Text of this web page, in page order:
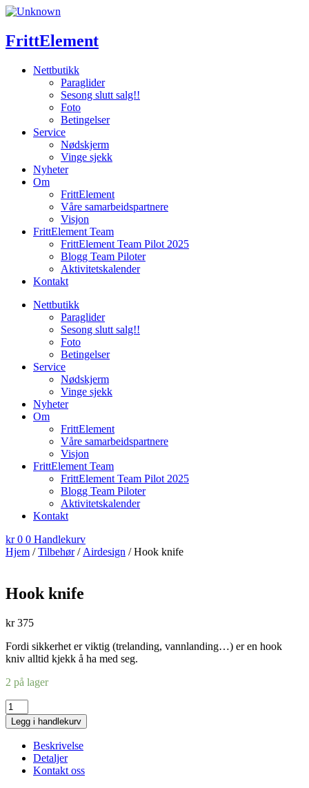
Skip
content
FrittElement
Nettbutikk
Paraglider
Sesong slutt salg!!
Foto
Betingelser
Service
Nødskjerm
Vinge sjekk
Nyheter
Om
FrittElement
Våre samarbeidspartnere
Visjon
FrittElement Team
FrittElement Team Pilot 2025
Blogg Team Piloter
Aktivitetskalender
Kontakt
Nettbutikk
Paraglider
Sesong slutt salg!!
Foto
Betingelser
Service
Nødskjerm
Vinge sjekk
Nyheter
Om
FrittElement
Våre samarbeidspartnere
Visjon
FrittElement Team
FrittElement Team Pilot 2025
Blogg Team Piloter
Aktivitetskalender
Kontakt
kr0 0 Handlekurv
Hjem /Tilbehør/ Airdesign / Hook knife
Hook knife
kr375
Fordi sikkerhet er viktig (trelanding, vannlanding…) er en hook
kniv alltid kjekk å ha med seg.
2 på lager
Hook
knife
antall
Legg i handlekurv
Beskrivelse
Detaljer
Kontakt oss